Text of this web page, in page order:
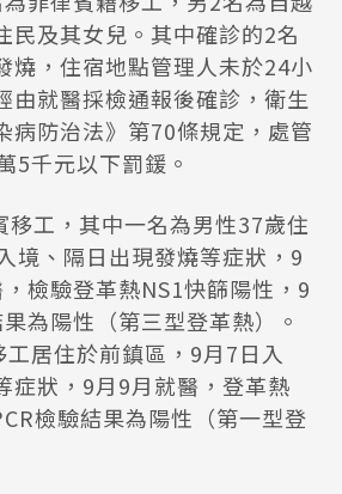
民及其女兒。其中確診的2名
燒，住宿地點管理人未於24小
由就醫採檢通報後確診，衛生
病防治法》第70條規定，處管
5千元以下罰鍰。
移工，其中一名為男性37歲住
境、隔日出現發燒等症狀，9
檢驗登革熱NS1快篩陽性，9
為陽性（第三型登革熱）。
居住於前鎮區，9月7日入
症狀，9月9月就醫，登革熱
檢驗結果為陽性（第一型登